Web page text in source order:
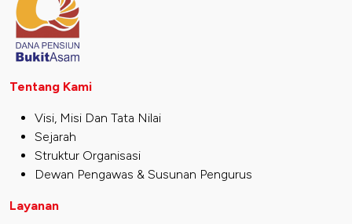
Tentang Kami
Visi, Misi Dan Tata Nilai
Sejarah
Struktur Organisasi
Dewan Pengawas & Susunan Pengurus
Layanan